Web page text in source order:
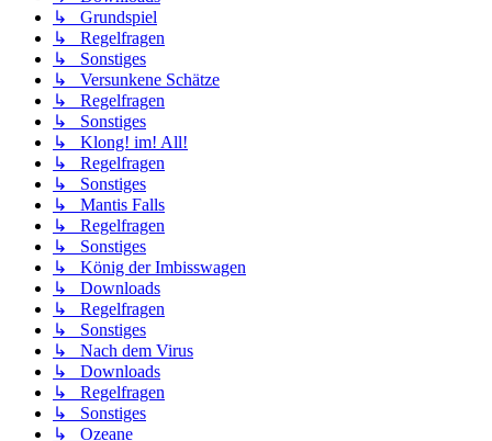
↳ Grundspiel
↳ Regelfragen
↳ Sonstiges
↳ Versunkene Schätze
↳ Regelfragen
↳ Sonstiges
↳ Klong! im! All!
↳ Regelfragen
↳ Sonstiges
↳ Mantis Falls
↳ Regelfragen
↳ Sonstiges
↳ König der Imbisswagen
↳ Downloads
↳ Regelfragen
↳ Sonstiges
↳ Nach dem Virus
↳ Downloads
↳ Regelfragen
↳ Sonstiges
↳ Ozeane